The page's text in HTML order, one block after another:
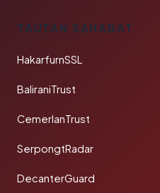
TAUTAN SAHABAT
HakarfurnSSL
BaliraniTrust
CemerlanTrust
SerpongtRadar
DecanterGuard